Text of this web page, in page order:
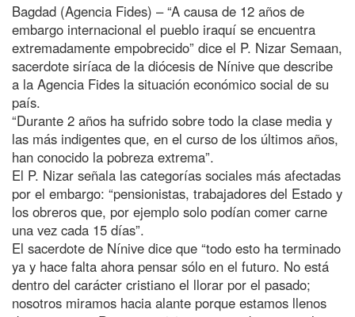
Bagdad (Agencia Fides) – “A causa de 12 años de
embargo internacional el pueblo iraquí se encuentra
extremadamente empobrecido” dice el P. Nizar Semaan,
sacerdote siríaca de la diócesis de Nínive que describe
a la Agencia Fides la situación económico social de su
país.
“Durante 2 años ha sufrido sobre todo la clase media y
las más indigentes que, en el curso de los últimos años,
han conocido la pobreza extrema”.
El P. Nizar señala las categorías sociales más afectadas
por el embargo: “pensionistas, trabajadores del Estado y
los obreros que, por ejemplo solo podían comer carne
una vez cada 15 días”.
El sacerdote de Nínive dice que “todo esto ha terminado
ya y hace falta ahora pensar sólo en el futuro. No está
dentro del carácter cristiano el llorar por el pasado;
nosotros miramos hacia alante porque estamos llenos